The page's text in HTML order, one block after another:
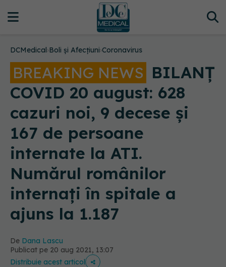
DCMedical›Boli și Afecțiuni›Coronavirus
BREAKING NEWS BILANȚ
COVID 20 august: 628
cazuri noi, 9 decese și
167 de persoane
internate la ATI.
Numărul românilor
internați în spitale a
ajuns la 1.187
De Dana Lascu
Publicat pe 20 aug 2021, 13:07
Distribuie acest articol